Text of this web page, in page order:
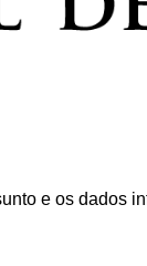
e os dados